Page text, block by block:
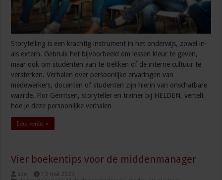
Storytelling is een krachtig instrument in het onderwijs, zowel in-
als extern. Gebruik het bijvoorbeeld om lessen kleur te geven,
maar ook om studenten aan te trekken of de interne cultuur te
versterken. Verhalen over persoonlijke ervaringen van
medewerkers, docenten of studenten zijn hierin van onschatbare
waarde. Flor Gerritsen, storyteller en trainer bij HELDEN, vertelt
hoe je deze persoonlijke verhalen …
Lees verder »
Vier boekentips voor de middenmanager
sbo
13 mei 2023